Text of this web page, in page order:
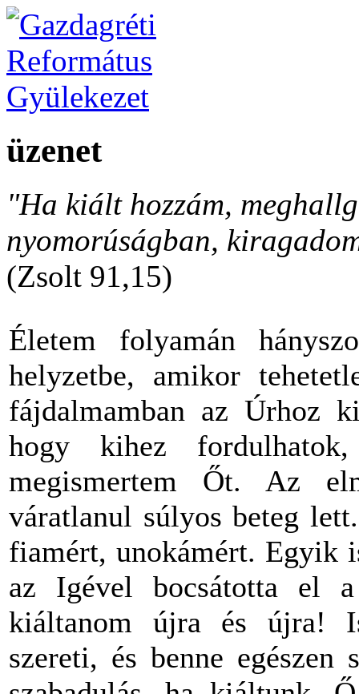
üzenet
"Ha kiált hozzám,
nyomorúságban,
(Zsolt 91,15)
Életem folyamán
helyzetbe, amikor
fájdalmamban az Úrhoz
hogy kihez
megismertem Őt. Az
váratlanul súlyos beteg
fiamért, unokámért. Egyik
az Igével bocsátotta el
kiáltanom újra és újra!
szereti, és benne